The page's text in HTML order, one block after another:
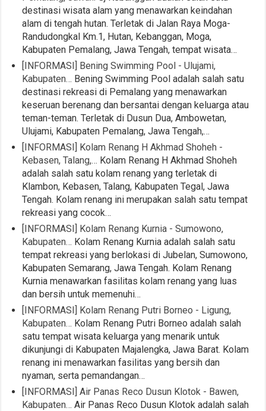
destinasi wisata alam yang menawarkan keindahan
alam di tengah hutan. Terletak di Jalan Raya Moga-
Randudongkal Km.1, Hutan, Kebanggan, Moga,
Kabupaten Pemalang, Jawa Tengah, tempat wisata…
[INFORMASI] Bening Swimming Pool - Ulujami,
Kabupaten… Bening Swimming Pool adalah salah satu
destinasi rekreasi di Pemalang yang menawarkan
keseruan berenang dan bersantai dengan keluarga atau
teman-teman. Terletak di Dusun Dua, Ambowetan,
Ulujami, Kabupaten Pemalang, Jawa Tengah,…
[INFORMASI] Kolam Renang H Akhmad Shoheh -
Kebasen, Talang,… Kolam Renang H Akhmad Shoheh
adalah salah satu kolam renang yang terletak di
Klambon, Kebasen, Talang, Kabupaten Tegal, Jawa
Tengah. Kolam renang ini merupakan salah satu tempat
rekreasi yang cocok…
[INFORMASI] Kolam Renang Kurnia - Sumowono,
Kabupaten… Kolam Renang Kurnia adalah salah satu
tempat rekreasi yang berlokasi di Jubelan, Sumowono,
Kabupaten Semarang, Jawa Tengah. Kolam Renang
Kurnia menawarkan fasilitas kolam renang yang luas
dan bersih untuk memenuhi…
[INFORMASI] Kolam Renang Putri Borneo - Ligung,
Kabupaten… Kolam Renang Putri Borneo adalah salah
satu tempat wisata keluarga yang menarik untuk
dikunjungi di Kabupaten Majalengka, Jawa Barat. Kolam
renang ini menawarkan fasilitas yang bersih dan
nyaman, serta pemandangan…
[INFORMASI] Air Panas Reco Dusun Klotok - Bawen,
Kabupaten… Air Panas Reco Dusun Klotok adalah salah